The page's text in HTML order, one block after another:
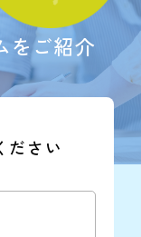
をご紹介
ださい